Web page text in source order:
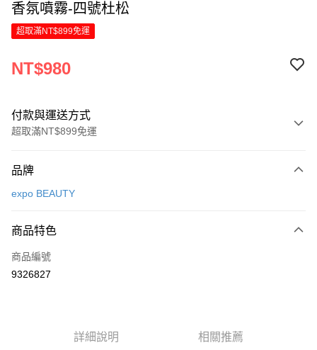
香氛噴霧-四號杜松
超取滿NT$899免運
NT$980
付款與運送方式
超取滿NT$899免運
信用卡一次付款
Apple Pay
街口支付
品牌
expo BEAUTY
商品特色
商品編號
9326827
詳細說明 相關推薦